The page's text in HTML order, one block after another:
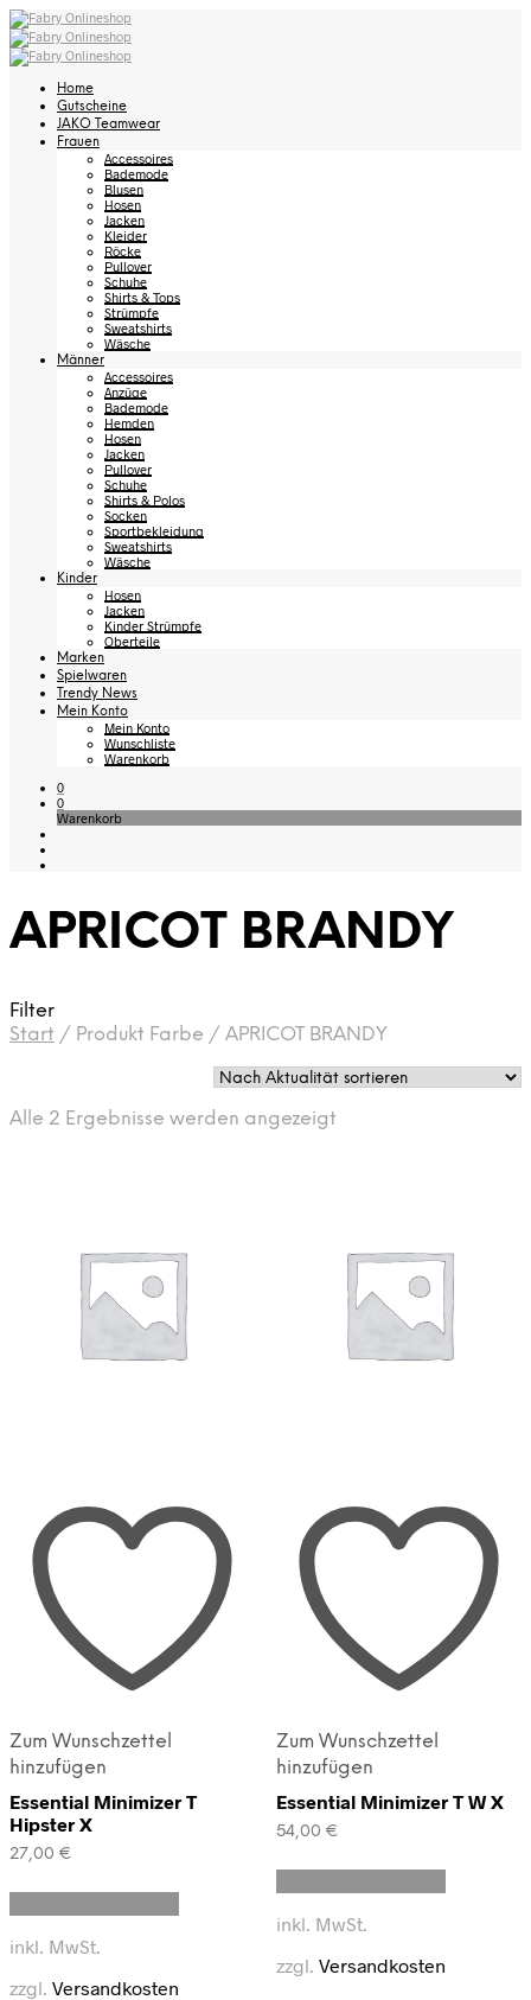
Home
Gutscheine
JAKO Teamwear
Frauen
Accessoires
Bademode
Blusen
Hosen
Jacken
Kleider
Röcke
Pullover
Schuhe
Shirts & Tops
Strümpfe
Sweatshirts
Wäsche
Männer
Accessoires
Anzüge
Bademode
Hemden
Hosen
Jacken
Pullover
Schuhe
Shirts & Polos
Socken
Sportbekleidung
Sweatshirts
Wäsche
Kinder
Hosen
Jacken
Kinder Strümpfe
Oberteile
Marken
Spielwaren
Trendy News
Mein Konto
Mein Konto
Wunschliste
Warenkorb
0
0
Warenkorb
APRICOT BRANDY
Filter
Start / Produkt Farbe / APRICOT BRANDY
Alle 2 Ergebnisse werden angezeigt
Zum Wunschzettel
hinzufügen
Essential Minimizer T
Hipster X
27,00 €
inkl. MwSt.
zzgl. Versandkosten
Zum Wunschzettel
hinzufügen
Essential Minimizer T W X
54,00 €
auf.
inkl. MwSt.
zzgl. Versandkosten